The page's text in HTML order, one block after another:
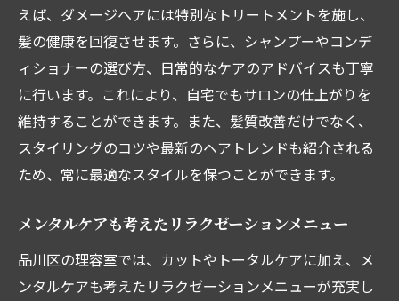
えば、ダメージヘアには特別なトリートメントを施し、
髪の健康を回復させます。さらに、シャンプーやコンデ
ィショナーの選び方、日常的なケアのアドバイスも丁寧
に行います。これにより、自宅でもサロンの仕上がりを
維持することができます。また、髪質改善だけでなく、
スタイリングのコツや最新のヘアトレンドも紹介される
ため、常に最適なスタイルを保つことができます。
メンタルケアも考えたリラクゼーションメニュー
品川区の理容室では、カットやトータルケアに加え、メ
ンタルケアも考えたリラクゼーションメニューが充実し